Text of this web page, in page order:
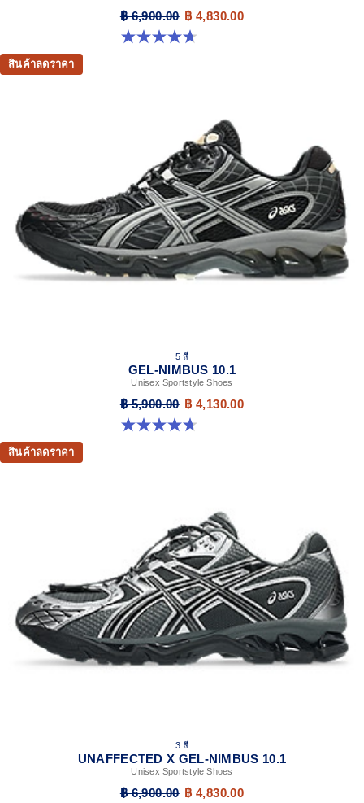
฿ 6,900.00 ฿ 4,830.00
4.7 จาก 5 ดาว 15 รีวิว
สินค้าลดราคา
5 สี
GEL-NIMBUS 10.1
Unisex Sportstyle Shoes
฿ 5,900.00 ฿ 4,130.00
4.7 จาก 5 ดาว 305 รีวิว
สินค้าลดราคา
3 สี
UNAFFECTED X GEL-NIMBUS 10.1
Unisex Sportstyle Shoes
฿ 6,900.00 ฿ 4,830.00